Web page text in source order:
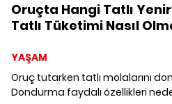
Oruçta Hangi Tatlı
Tatlı Tüketimi Nasıl
YAŞAM
Oruç tutarken tatlı molalarını
Dondurma faydalı özellikleri